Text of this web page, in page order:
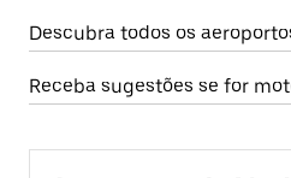
Descubra todos os
Receba sugestões se for